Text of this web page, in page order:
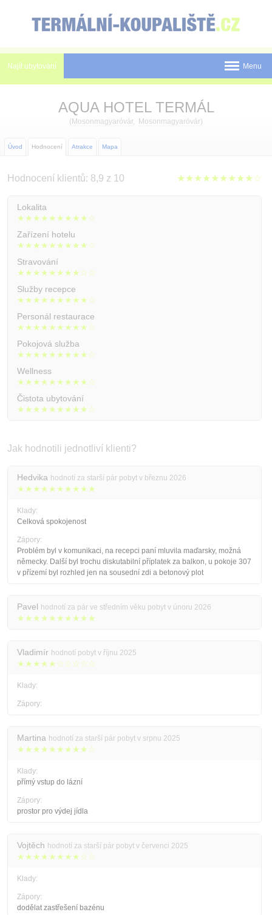
Najít ubytování
Slevy a Last Minute
Tištěné katalogy
O nás
Kontakt
Menu
AQUA HOTEL TERMÁL
( Mosonmagyaróvár, Mosonmagyaróvár)
Úvod Hodnocení Atrakce Mapa
Hodnocení klientů: 8,9 z 10 ★★★★★★★★★☆
Lokalita
★★★★★★★★★☆
Zařízení hotelu
★★★★★★★★★☆
Stravování
★★★★★★★★☆☆
Služby recepce
★★★★★★★★★☆
Personál restaurace
★★★★★★★★★☆
Pokojová služba
★★★★★★★★★☆
Wellness
★★★★★★★★★☆
Čistota ubytování
★★★★★★★★★☆
Jak hodnotili jednotliví klienti?
Hedvika hodnotí za starší pár pobyt v březnu 2026
★★★★★★★★★★
Klady:
Celková spokojenost
Zápory:
Problém byl v komunikaci, na recepci paní mluvila maďarsky, možná
německy. Další byl trochu diskutabilní příplatek za balkon, u pokoje 307
v přízemí byl rozhled jen na sousední zdi a betonový plot
Pavel hodnotí za pár ve středním věku pobyt v únoru 2026
★★★★★★★★★★
Vladimír hodnotí pobyt v říjnu 2025
★★★★★☆☆☆☆☆
Klady:
Zápory:
Martina hodnotí za starší pár pobyt v srpnu 2025
★★★★★★★★★☆
Klady:
přímý vstup do lázní
Zápory:
prostor pro výdej jídla
Vojtěch hodnotí za starší pár pobyt v červenci 2025
★★★★★★★★☆☆
Klady:
Zápory:
dodělat zastřešení bazénu